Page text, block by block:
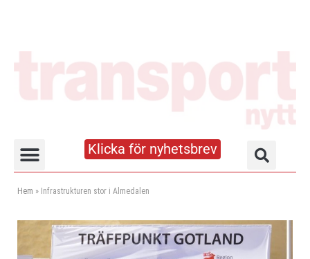
Klicka för nyhetsbrev
Hem » Infrastrukturen stor i Almedalen